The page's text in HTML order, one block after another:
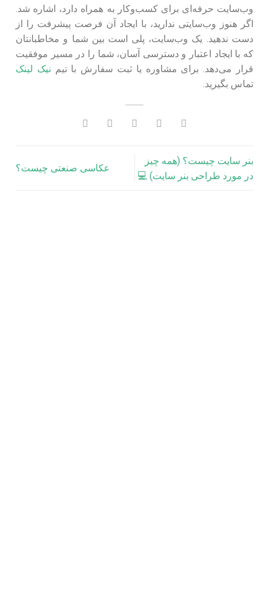
وب‌سایت حرفه‌ای برای کسب‌وکار به همراه دارد، اشاره شد.
اگر هنوز وب‌سایتی ندارید، با ایجاد آن فرصت پیشرفت را از
دست ندهید. یک وب‌سایت، پلی است بین شما و مخاطبانتان
که با ایجاد اعتبار و دسترسی آسان، شما را در مسیر موفقیت
قرار می‌دهد. برای مشاوره یا ثبت سفارش با تیم نیک لینک
تماس بگیرید.
بنر سایت چیست؟ (همه چیز
در مورد طراحی بنر سایت) 💻
عکاسی صنعتی چیست؟